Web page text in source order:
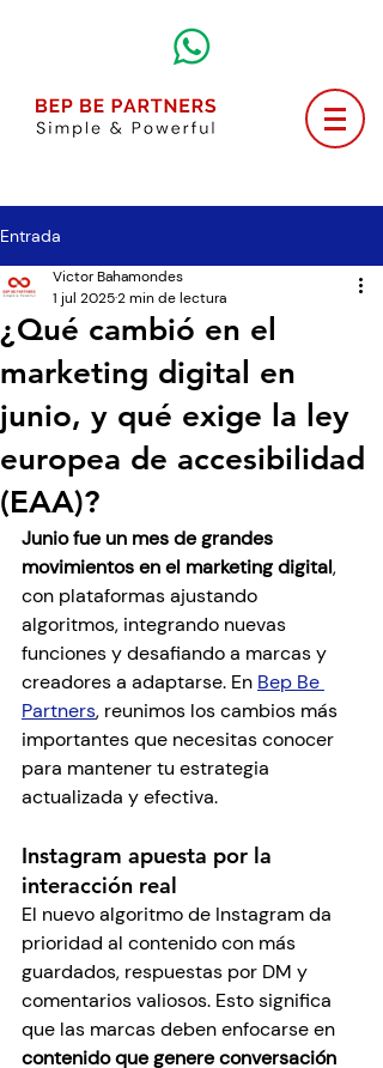
Entrada
¿Qué cambió en el
marketing digital en
junio, y qué exige la ley
europea de accesibilidad
(EAA)?
Victor Bahamondes
1 jul 20252 min de lectura
Junio fue un mes de grandes
movimientos en el marketing digital,
con plataformas ajustando
algoritmos, integrando nuevas
funciones y desafiando a marcas y
creadores a adaptarse. En Bep Be
Partners, reunimos los cambios más
importantes que necesitas conocer
para mantener tu estrategia
actualizada y efectiva.
Instagram apuesta por la
interacción real
El nuevo algoritmo de Instagram da
prioridad al contenido con más
guardados, respuestas por DM y
comentarios valiosos. Esto significa
que las marcas deben enfocarse en
contenido que genere conversación